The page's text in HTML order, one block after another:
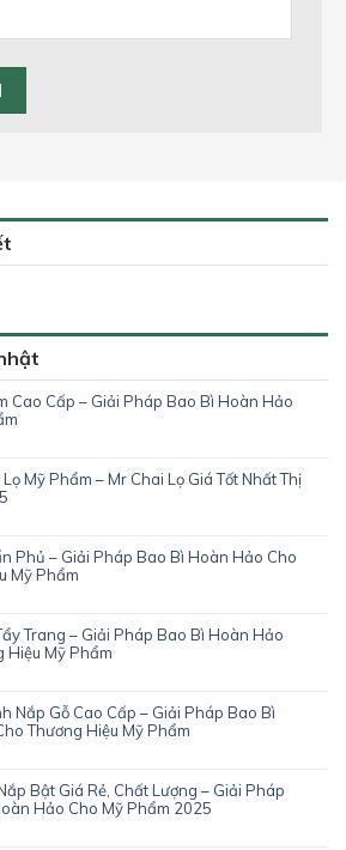
Cao Cấp – Giải Pháp Bao Bì Hoàn Hảo
Mỹ Phẩm – Mr Chai Lọ Giá Tốt Nhất Thị
Phủ – Giải Pháp Bao Bì Hoàn Hảo Cho
Mỹ Phẩm
Trang – Giải Pháp Bao Bì Hoàn Hảo
Hiệu Mỹ Phẩm
Nắp Gỗ Cao Cấp – Giải Pháp Bao Bì
Thương Hiệu Mỹ Phẩm
Bật Giá Rẻ, Chất Lượng – Giải Pháp
Hảo Cho Mỹ Phẩm 2025